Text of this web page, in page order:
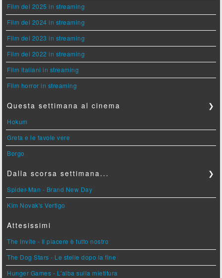
Film del 2025 in streaming
Film del 2024 in streaming
Film del 2023 in streaming
Film del 2022 in streaming
Film italiani in streaming
Film horror in streaming
Questa settimana al cinema ❯
Hokum
Greta e le favole vere
Borgo
Dalla scorsa settimana... ❯
Spider-Man - Brand New Day
Kim Novak's Vertigo
Attesissimi
The Invite - Il piacere è tutto nostro
The Dog Stars - Le stelle dopo la fine
Hunger Games - L'alba sulla mietitura